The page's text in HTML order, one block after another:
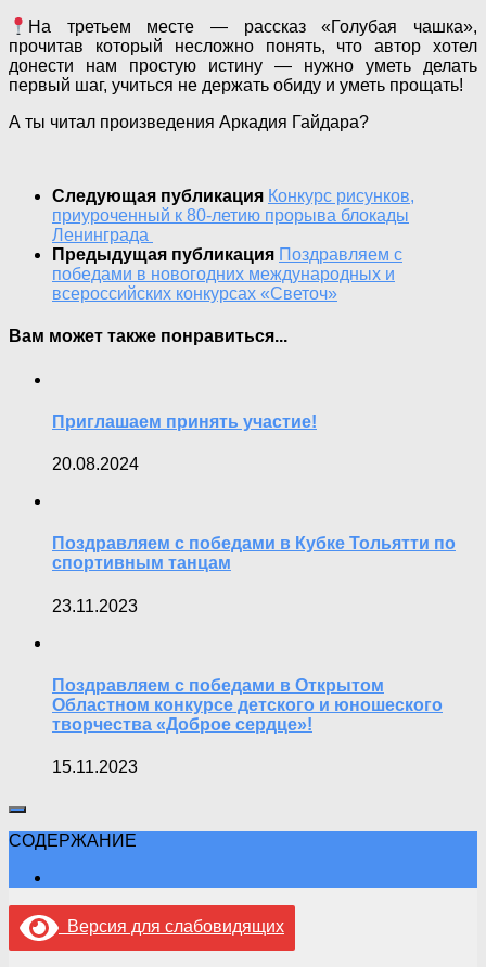
На третьем месте — рассказ «Голубая чашка»,
прочитав который несложно понять, что автор хотел
донести нам простую истину — нужно уметь делать
первый шаг, учиться не держать обиду и уметь прощать!
А ты читал произведения Аркадия Гайдара?
Следующая публикация Конкурс рисунков,
приуроченный к 80-летию прорыва блокады
Ленинграда
Предыдущая публикация Поздравляем с
победами в новогодних международных и
всероссийских конкурсах «Светоч»
Вам может также понравиться...
Приглашаем принять участие!
20.08.2024
Поздравляем с победами в Кубке Тольятти по
спортивным танцам
23.11.2023
Поздравляем с победами в Открытом
Областном конкурсе детского и юношеского
творчества «Доброе сердце»!
15.11.2023
СОДЕРЖАНИЕ
Версия для слабовидящих